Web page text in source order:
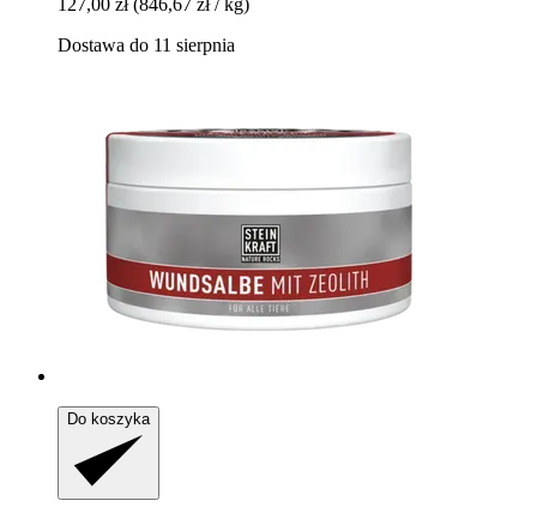
127,00 zł (846,67 zł / kg)
Dostawa do 11 sierpnia
Do koszyka